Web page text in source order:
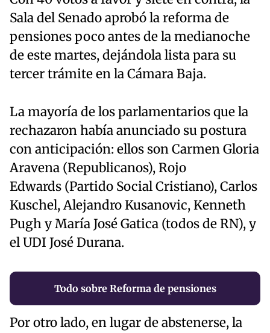
Sala del Senado aprobó la reforma de
pensiones poco antes de la medianoche
de este martes, dejándola lista para su
tercer trámite en la Cámara Baja.
La mayoría de los parlamentarios que la
rechazaron había anunciado su postura
con anticipación: ellos son Carmen Gloria
Aravena (Republicanos), Rojo
Edwards (Partido Social Cristiano), Carlos
Kuschel, Alejandro Kusanovic, Kenneth
Pugh y María José Gatica (todos de RN), y
el UDI José Durana.
Todo sobre Reforma de pensiones
Por otro lado, en lugar de abstenerse, la